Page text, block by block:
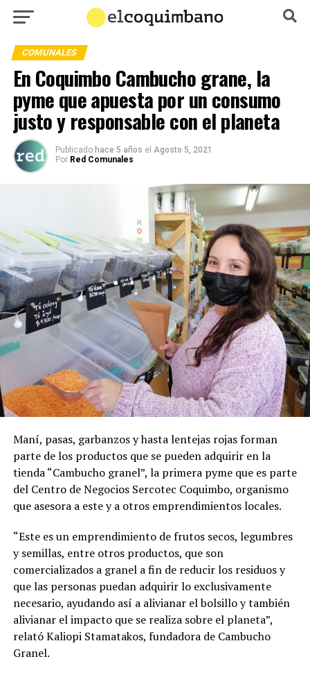
COMUNALES
En Coquimbo Cambucho grane, la
pyme que apuesta por un consumo
justo y responsable con el planeta
Publicado hace 5 años el Agosto 5, 2021
Por Red Comunales
Maní, pasas, garbanzos y hasta lentejas rojas forman
parte de los productos que se pueden adquirir en la
tienda “Cambucho granel”, la primera pyme que es parte
del Centro de Negocios Sercotec Coquimbo, organismo
que asesora a este y a otros emprendimientos locales.
“Este es un emprendimiento de frutos secos, legumbres
y semillas, entre otros productos, que son
comercializados a granel a fin de reducir los residuos y
que las personas puedan adquirir lo exclusivamente
necesario, ayudando así a alivianar el bolsillo y también
alivianar el impacto que se realiza sobre el planeta”,
relató Kaliopi Stamatakos, fundadora de Cambucho
Granel.